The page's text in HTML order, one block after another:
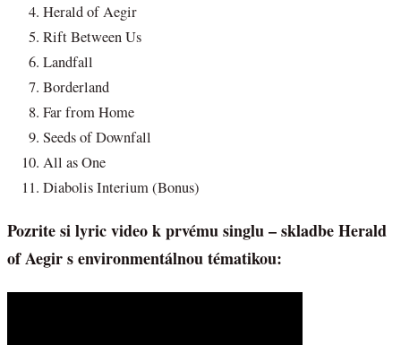
Herald of Aegir
Rift Between Us
Landfall
Borderland
Far from Home
Seeds of Downfall
All as One
Diabolis Interium (Bonus)
Pozrite si lyric video k prvému singlu – skladbe Herald
of Aegir s environmentálnou tématikou: